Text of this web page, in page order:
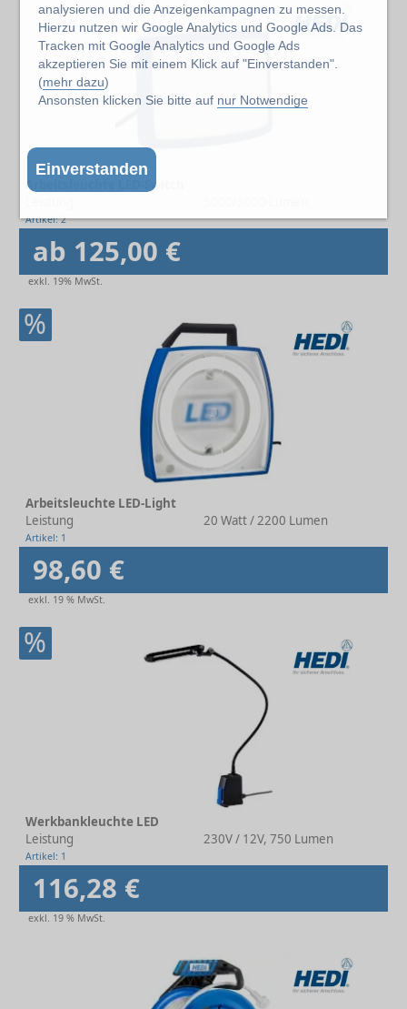
analysieren und die Anzeigenkampagnen zu messen.
Hierzu nutzen wir Google Analytics und Google Ads. Das
Tracken mit Google Analytics und Google Ads
akzeptieren Sie mit einem Klick auf "Einverstanden".
(mehr dazu)
Ansonsten klicken Sie bitte auf nur Notwendige
Einverstanden
Arbeitsleuchte LED-Switch
Artikel: 2
ab 125,00 €
exkl. 19% MwSt.
%
Arbeitsleuchte LED-Light
Leistung
20 Watt / 2200 Lumen
Artikel: 1
98,60 €
exkl. 19 % MwSt.
%
Werkbankleuchte LED
Leistung
230V / 12V, 750 Lumen
Artikel: 1
116,28 €
exkl. 19 % MwSt.